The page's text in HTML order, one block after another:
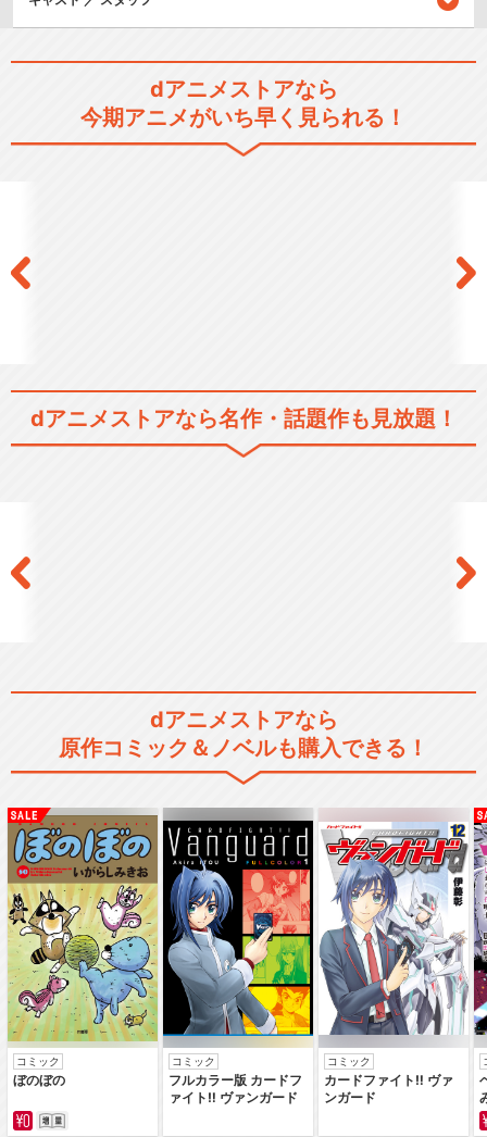
甲虫王者 ムシキング～森の民
の伝説～
dアニメストアなら
今期アニメがいち早く見られる！
dアニメストアなら名作・話題作も見放題！
dアニメストアなら
原作コミック＆ノベルも購入できる！
コミック
ぼのぼの
コミック
フルカラー版 カードフ
ァイト‼ ヴァンガード
コミック
カードファイト‼ ヴァ
ンガード